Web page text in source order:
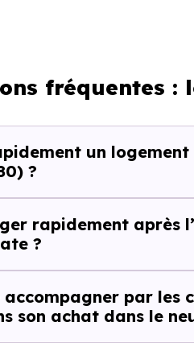
Emménager
Ce fonctionnement est
toute projection théorique.
Éviter les
Dans un projet rapide,
AvecImmobilier Neuf Ile de
fréquentes
un
?
rapidement après
?
par les
son achat dans le